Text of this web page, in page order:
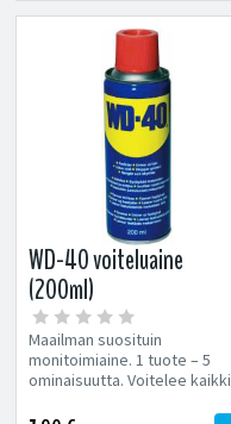
WD-40 voiteluaine
(200ml)
Maailman suosituin
monitoimiaine. 1 tuote – 5
ominaisuutta. Voitelee kaikki